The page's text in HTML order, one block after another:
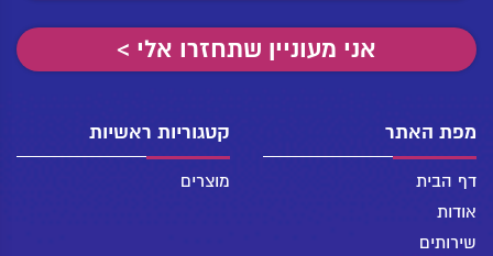
מפת האתר
דף הבית
אודות
שירותים
קטגוריות ראשיות
מוצרים